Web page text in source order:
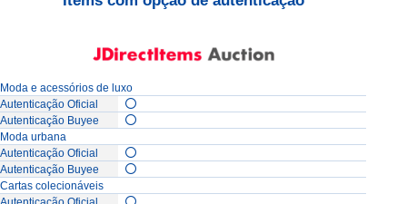
Moda e acessórios de luxo
Moda urbana
Cartas colecionáveis